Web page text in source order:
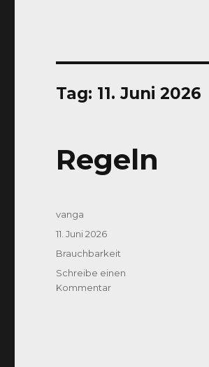
Tag: 11. Juni 2026
Regeln
Autor
vanga
Veröffentlicht
11. Juni 2026
Kategorien
Brauchbarkeit
Schreibe einen
Kommentarzu